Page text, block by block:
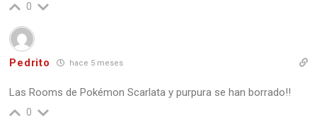
0
Pedrito hace 5 meses
Las Rooms de Pokémon Scarlata y purpura se han borrado!!
0